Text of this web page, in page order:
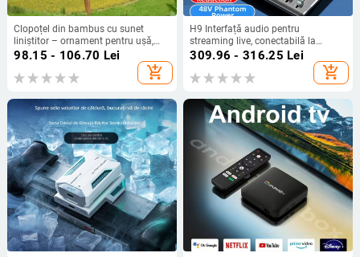
Clopoțel din bambus cu sunet
liniștitor – ornament pentru ușă,
ceainărie și decor de casă
98.15 - 106.70 Lei
add_shopping_cart
H9 Interfață audio pentru
streaming live, conectabilă la
telefon, computer, căști Bluetooth,
309.96 - 316.25 Lei
add_shopping_cart